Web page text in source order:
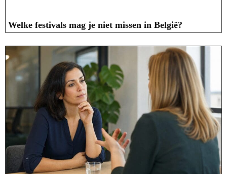
Welke festivals mag je niet missen in België?